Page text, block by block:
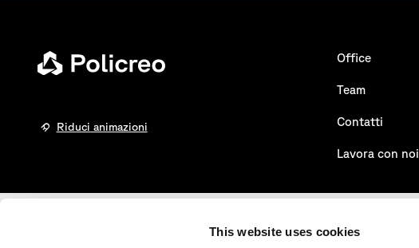
This website uses cookies
Riduci animazioni
Office
Team
Contatti
Lavora con noi